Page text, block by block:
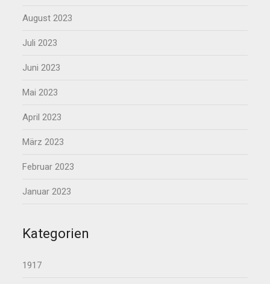
August 2023
Juli 2023
Juni 2023
Mai 2023
April 2023
März 2023
Februar 2023
Januar 2023
Kategorien
1917